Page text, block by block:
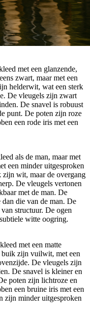
met een glanzende,
zwart, maar met een
helderwit, wat een sterk
De vleugels zijn zwart
De snavel is robuust
punt. De poten zijn roze
een rode iris met een
als de man, maar met
een minder uitgesproken
zijn wit, maar de overgang
De vleugels vertonen
met de man. De
die van de man. De
structuur. De ogen
witte oogring.
met een matte
zijn vuilwit, met een
De vleugels zijn
De snavel is kleiner en
poten zijn lichtroze en
een bruine iris met een
zijn minder uitgesproken